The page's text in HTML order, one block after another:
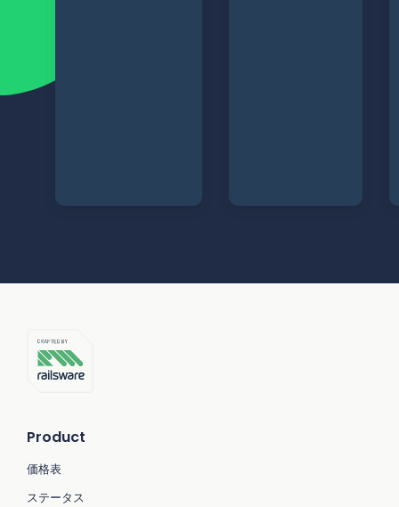
Product
価格表
ステータス